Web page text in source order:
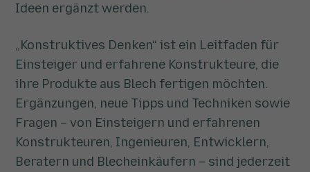
Ideen ergänzt werden.
„Konstruktives Denken“ ist ein Leitfaden für
Einsteiger und erfahrene Konstrukteure, die
ihre Produkte aus Blech fertigen möchten.
Ergänzungen, neue Tipps und Techniken sowie
Fragen – von Einsteigern und erfahrenen
Konstrukteuren, Ingenieuren, Entwicklern,
Beratern und Blecheinkäufern – sind jederzeit